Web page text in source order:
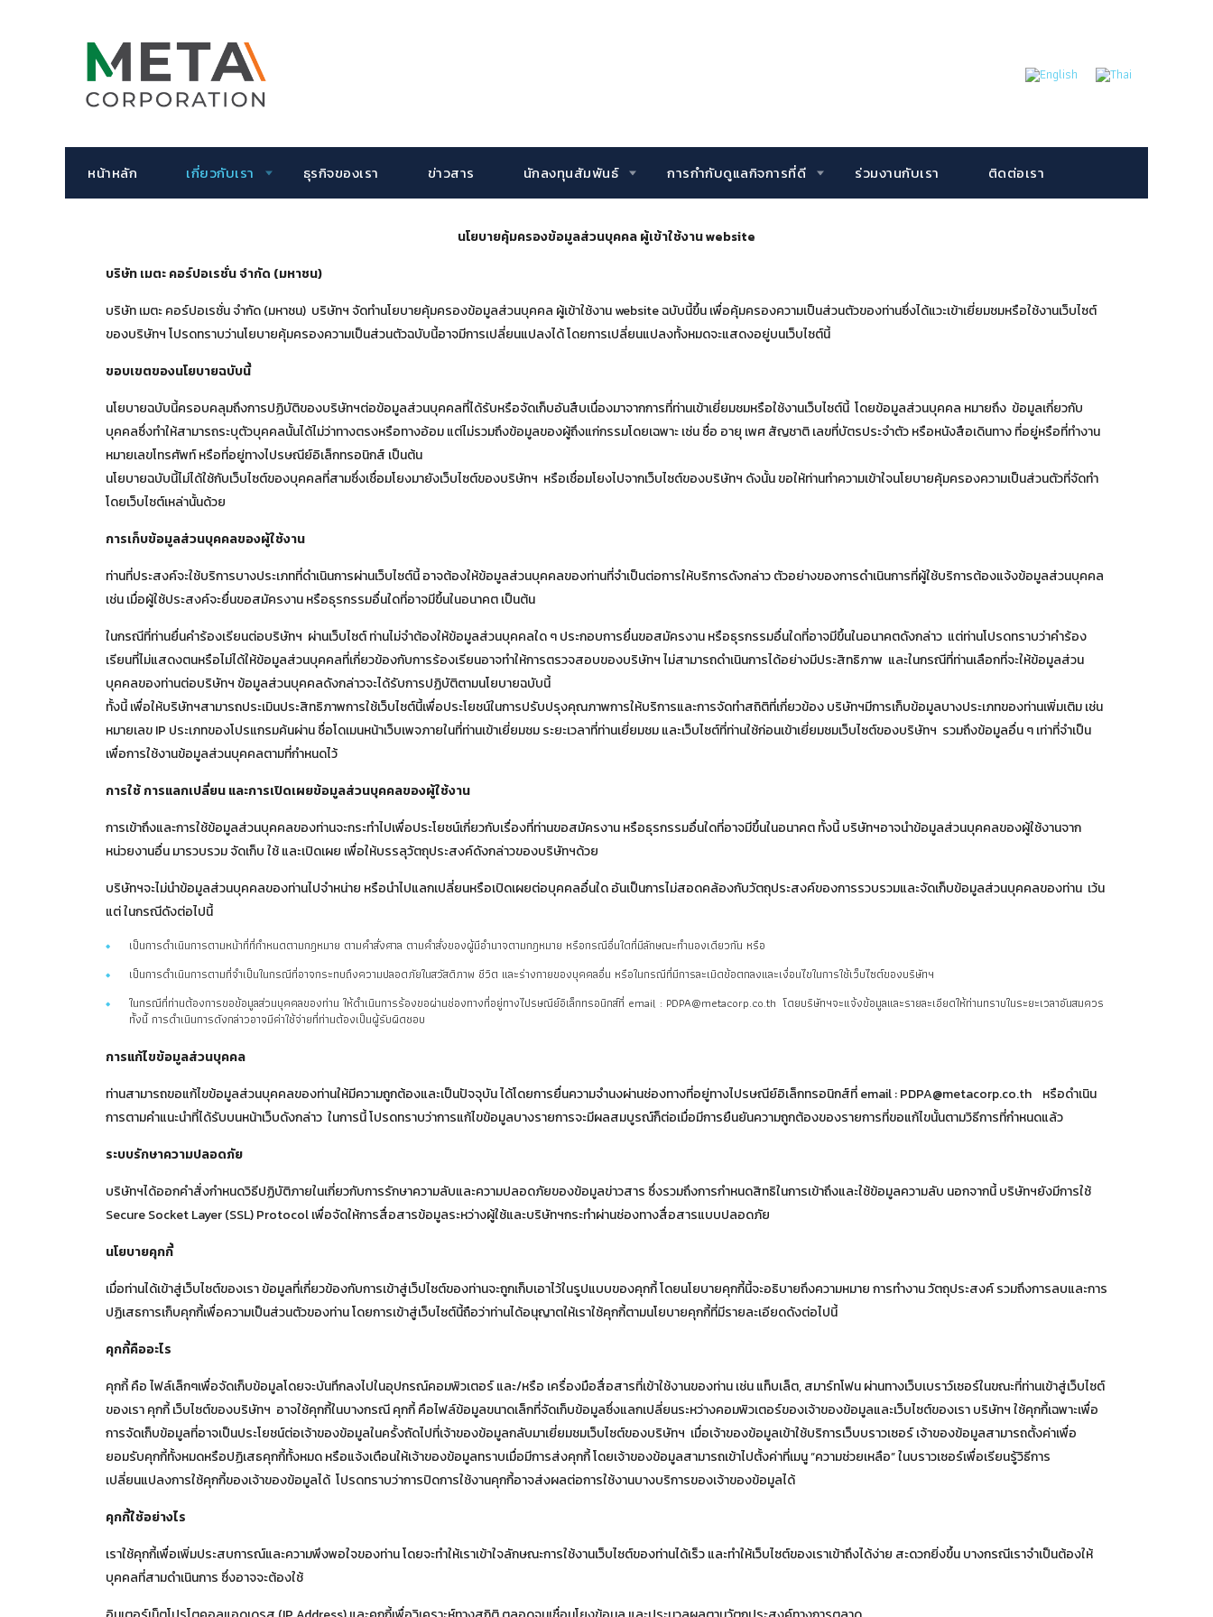
หน้าหลัก เกี่ยวกับเรา ธุรกิจของเรา ข่าวสาร นักลงทุนสัมพันธ์ การกำกับดูแลกิจการที่ดี ร่วมงานกับเรา ติดต่อเรา
นโยบายคุ้มครองข้อมูลส่วนบุคคล ผู้เข้าใช้งานwebsite
บริษัท เมตะ คอร์ปอเรชั่น จำกัด (มหาชน)
บริษัท เมตะ คอร์ปอเรชั่น จำกัด (มหาชน) บริษัทฯ จัดทำนโยบายคุ้มครองข้อมูลส่วนบุคคล ผู้เข้าใช้งาน website ฉบับนี้ขึ้น เพื่อคุ้มครองความเป็นส่วนตัวของท่านซึ่งได้แวะเข้าเยี่ยมชมหรือใช้งานเว็บไซต์
ของบริษัทฯ โปรดทราบว่านโยบายคุ้มครองความเป็นส่วนตัวฉบับนี้อาจมีการเปลี่ยนแปลงได้ โดยการเปลี่ยนแปลงทั้งหมดจะแสดงอยู่บนเว็บไซต์นี้
ขอบเขตของนโยบายฉบับนี้
นโยบายฉบับนี้ครอบคลุมถึงการปฏิบัติของบริษัทฯต่อข้อมูลส่วนบุคคลที่ได้รับหรือจัดเก็บอันสืบเนื่องมาจากการที่ท่านเข้าเยี่ยมชมหรือใช้งานเว็บไซต์นี้ โดยข้อมูลส่วนบุคคล หมายถึง ข้อมูลเกี่ยวกับ
บุคคลซึ่งทำให้สามารถระบุตัวบุคคลนั้นได้ไม่ว่าทางตรงหรือทางอ้อม แต่ไม่รวมถึงข้อมูลของผู้ถึงแก่กรรมโดยเฉพาะ เช่น ชื่อ อายุ เพศ สัญชาติ เลขที่บัตรประจำตัว หรือหนังสือเดินทาง ที่อยู่หรือที่ทำงาน
หมายเลขโทรศัพท์ หรือที่อยู่ทางไปรษณีย์อิเล็กทรอนิกส์ เป็นต้น
นโยบายฉบับนี้ไม่ได้ใช้กับเว็บไซต์ของบุคคลที่สามซึ่งเชื่อมโยงมายังเว็บไซต์ของบริษัทฯ หรือเชื่อมโยงไปจากเว็บไซต์ของบริษัทฯ ดังนั้น ขอให้ท่านทำความเข้าใจนโยบายคุ้มครองความเป็นส่วนตัวที่จัดทำ
โดยเว็บไซต์เหล่านั้นด้วย
การเก็บข้อมูลส่วนบุคคลของผู้ใช้งาน
ท่านที่ประสงค์จะใช้บริการบางประเภทที่ดำเนินการผ่านเว็บไซต์นี้ อาจต้องให้ข้อมูลส่วนบุคคลของท่านที่จำเป็นต่อการให้บริการดังกล่าว ตัวอย่างของการดำเนินการที่ผู้ใช้บริการต้องแจ้งข้อมูลส่วนบุคคล
เช่น เมื่อผู้ใช้ประสงค์จะยื่นขอสมัครงาน หรือธุรกรรมอื่นใดที่อาจมีขึ้นในอนาคต เป็นต้น
ในกรณีที่ท่านยื่นคำร้องเรียนต่อบริษัทฯ ผ่านเว็บไซต์ ท่านไม่จำต้องให้ข้อมูลส่วนบุคคลใด ๆ ประกอบการยื่นขอสมัครงาน หรือธุรกรรมอื่นใดที่อาจมีขึ้นในอนาคตดังกล่าว แต่ท่านโปรดทราบว่าคำร้อง
เรียนที่ไม่แสดงตนหรือไม่ได้ให้ข้อมูลส่วนบุคคลที่เกี่ยวข้องกับการร้องเรียนอาจทำให้การตรวจสอบของบริษัทฯ ไม่สามารถดำเนินการได้อย่างมีประสิทธิภาพ และในกรณีที่ท่านเลือกที่จะให้ข้อมูลส่วน
บุคคลของท่านต่อบริษัทฯ ข้อมูลส่วนบุคคลดังกล่าวจะได้รับการปฏิบัติตามนโยบายฉบับนี้
ทั้งนี้ เพื่อให้บริษัทฯสามารถประเมินประสิทธิภาพการใช้เว็บไซต์นี้เพื่อประโยชน์ในการปรับปรุงคุณภาพการให้บริการและการจัดทำสถิติที่เกี่ยวข้อง บริษัทฯมีการเก็บข้อมูลบางประเภทของท่านเพิ่มเติม เช่น
หมายเลข IP ประเภทของโปรแกรมค้นผ่าน ชื่อโดเมนหน้าเว็บเพจภายในที่ท่านเข้าเยี่ยมชม ระยะเวลาที่ท่านเยี่ยมชม และเว็บไซต์ที่ท่านใช้ก่อนเข้าเยี่ยมชมเว็บไซต์ของบริษัทฯ รวมถึงข้อมูลอื่น ๆ เท่าที่จำเป็น
เพื่อการใช้งานข้อมูลส่วนบุคคลตามที่กำหนดไว้
การใช้ การแลกเปลี่ยน และการเปิดเผยข้อมูลส่วนบุคคลของผู้ใช้งาน
การเข้าถึงและการใช้ข้อมูลส่วนบุคคลของท่านจะกระทำไปเพื่อประโยชน์เกี่ยวกับเรื่องที่ท่านขอสมัครงาน หรือธุรกรรมอื่นใดที่อาจมีขึ้นในอนาคต ทั้งนี้ บริษัทฯอาจนำข้อมูลส่วนบุคคลของผู้ใช้งานจาก
หน่วยงานอื่น มารวบรวม จัดเก็บ ใช้ และเปิดเผย เพื่อให้บรรลุวัตถุประสงค์ดังกล่าวของบริษัทฯด้วย
บริษัทฯจะไม่นำข้อมูลส่วนบุคคลของท่านไปจำหน่าย หรือนำไปแลกเปลี่ยนหรือเปิดเผยต่อบุคคลอื่นใด อันเป็นการไม่สอดคล้องกับวัตถุประสงค์ของการรวบรวมและจัดเก็บข้อมูลส่วนบุคคลของท่าน เว้น
แต่ ในกรณีดังต่อไปนี้
เป็นการดำเนินการตามหน้าที่ที่กำหนดตามกฎหมาย ตามคำสั่งศาล ตามคำสั่งของผู้มีอำนาจตามกฎหมาย หรือกรณีอื่นใดที่มีลักษณะทำนองเดียวกัน หรือ
เป็นการดำเนินการตามที่จำเป็นในกรณีที่อาจกระทบถึงความปลอดภัยในสวัสดิภาพ ชีวิต และร่างกายของบุคคลอื่น หรือในกรณีที่มีการละเมิดข้อตกลงและเงื่อนไขในการใช้เว็บไซต์ของบริษัทฯ
ในกรณีที่ท่านต้องการขอข้อมูลส่วนบุคคลของท่าน ให้ดำเนินการร้องขอผ่านช่องทางที่อยู่ทางไปรษณีย์อิเล็กทรอนิกส์ที่ email : PDPA@metacorp.co.th โดยบริษัทฯจะแจ้งข้อมูลและรายละเอียดให้ท่านทราบในระยะเวลาอันสมควร
ทั้งนี้ การดำเนินการดังกล่าวอาจมีค่าใช้จ่ายที่ท่านต้องเป็นผู้รับผิดชอบ
การแก้ไขข้อมูลส่วนบุคคล
ท่านสามารถขอแก้ไขข้อมูลส่วนบุคคลของท่านให้มีความถูกต้องและเป็นปัจจุบัน ได้โดยการยื่นความจำนงผ่านช่องทางที่อยู่ทางไปรษณีย์อิเล็กทรอนิกส์ที่ email : PDPA@metacorp.co.th หรือดำเนิน
การตามคำแนะนำที่ได้รับบนหน้าเว็บดังกล่าว ในการนี้ โปรดทราบว่าการแก้ไขข้อมูลบางรายการจะมีผลสมบูรณ์ก็ต่อเมื่อมีการยืนยันความถูกต้องของรายการที่ขอแก้ไขนั้นตามวิธีการที่กำหนดแล้ว
ระบบรักษาความปลอดภัย
บริษัทฯได้ออกคำสั่งกำหนดวิธีปฏิบัติภายในเกี่ยวกับการรักษาความลับและความปลอดภัยของข้อมูลข่าวสาร ซึ่งรวมถึงการกำหนดสิทธิในการเข้าถึงและใช้ข้อมูลความลับ นอกจากนี้ บริษัทฯยังมีการใช้
Secure Socket Layer (SSL) Protocol เพื่อจัดให้การสื่อสารข้อมูลระหว่างผู้ใช้และบริษัทฯกระทำผ่านช่องทางสื่อสารแบบปลอดภัย
นโยบายคุกกี้
เมื่อท่านได้เข้าสู่เว็บไซต์ของเรา ข้อมูลที่เกี่ยวข้องกับการเข้าสู่เว็ปไซต์ของท่านจะถูกเก็บเอาไว้ในรูปแบบของคุกกี้ โดยนโยบายคุกกี้นี้จะอธิบายถึงความหมาย การทำงาน วัตถุประสงค์ รวมถึงการลบและการ
ปฏิเสธการเก็บคุกกี้เพื่อความเป็นส่วนตัวของท่าน โดยการเข้าสู่เว็บไซต์นี้ถือว่าท่านได้อนุญาตให้เราใช้คุกกี้ตามนโยบายคุกกี้ที่มีรายละเอียดดังต่อไปนี้
คุกกี้คืออะไร
คุกกี้ คือ ไฟล์เล็กๆเพื่อจัดเก็บข้อมูลโดยจะบันทึกลงไปในอุปกรณ์คอมพิวเตอร์ และ/หรือ เครื่องมือสื่อสารที่เข้าใช้งานของท่าน เช่น แท็บเล็ต, สมาร์ทโฟน ผ่านทางเว็บเบราว์เซอร์ในขณะที่ท่านเข้าสู่เว็บไซต์
ของเรา คุกกี้ เว็บไซต์ของบริษัทฯ อาจใช้คุกกี้ในบางกรณี คุกกี้ คือไฟล์ข้อมูลขนาดเล็กที่จัดเก็บข้อมูลซึ่งแลกเปลี่ยนระหว่างคอมพิวเตอร์ของเจ้าของข้อมูลและเว็บไซต์ของเรา บริษัทฯ ใช้คุกกี้เฉพาะเพื่อ
การจัดเก็บข้อมูลที่อาจเป็นประโยชน์ต่อเจ้าของข้อมูลในครั้งถัดไปที่เจ้าของข้อมูลกลับมาเยี่ยมชมเว็บไซต์ของบริษัทฯ เมื่อเจ้าของข้อมูลเข้าใช้บริการเว็บบราวเซอร์ เจ้าของข้อมูลสามารถตั้งค่าเพื่อ
ยอมรับคุกกี้ทั้งหมดหรือปฏิเสธคุกกี้ทั้งหมด หรือแจ้งเตือนให้เจ้าของข้อมูลทราบเมื่อมีการส่งคุกกี้ โดยเจ้าของข้อมูลสามารถเข้าไปตั้งค่าที่เมนู “ความช่วยเหลือ” ในบราวเซอร์เพื่อเรียนรู้วิธีการ
เปลี่ยนแปลงการใช้คุกกี้ของเจ้าของข้อมูลได้ โปรดทราบว่าการปิดการใช้งานคุกกี้อาจส่งผลต่อการใช้งานบางบริการของเจ้าของข้อมูลได้
คุกกี้ใช้อย่างไร
เราใช้คุกกี้เพื่อเพิ่มประสบการณ์และความพึงพอใจของท่าน โดยจะทำให้เราเข้าใจลักษณะการใช้งานเว็บไซต์ของท่านได้เร็ว และทำให้เว็บไซต์ของเราเข้าถึงได้ง่าย สะดวกยิ่งขึ้น บางกรณีเราจำเป็นต้องให้
บุคคลที่สามดำเนินการ ซึ่งอาจจะต้องใช้